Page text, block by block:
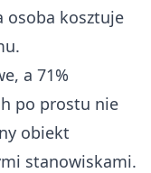
osoba kosztuje
, a 71%
po prostu nie
obiekt
stanowiskami.